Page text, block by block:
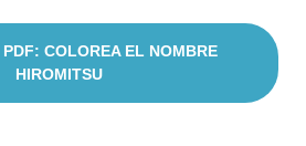
COLOREA EL NOMBRE
HIROMITSU